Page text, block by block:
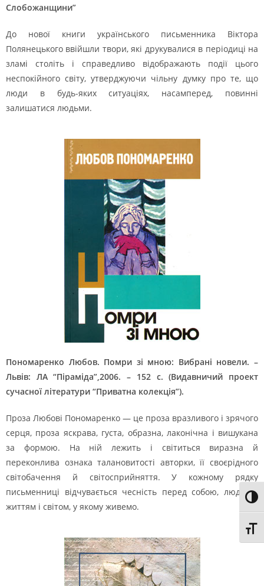
Слобожанщини”
До нової книги українського письменника Віктора
Полянецького ввійшли твори, які друкувалися в періодиці на
зламі століть і справедливо відображають події цього
неспокійного світу, утверджуючи чільну думку про те, що
люди в будь-яких ситуаціях, насамперед, повинні
залишатися людьми.
Пономаренко Любов. Помри зі мною: Вибрані новели. –
Львів: ЛА “Піраміда”,2006. – 152 с. (Видавничий проект
сучасної літератури “Приватна колекція”).
Проза Любові Пономаренко — це проза вразливого і зрячого
серця, проза яскрава, густа, образна, лаконічна і вишукана
за формою. На ній лежить і світиться виразна й
переконлива ознака талановитості авторки, її своєрідного
світобачення й світосприйняття. У кожному рядку
письменниці відчувається чесність перед собою, людьми,
життям і світом, у якому живемо.